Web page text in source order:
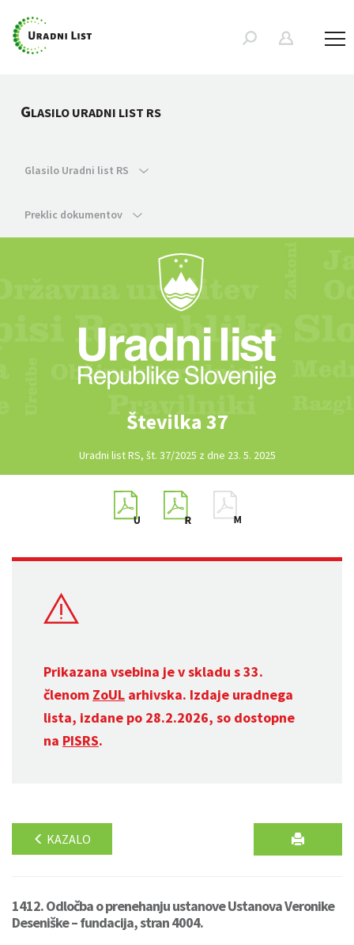
GLASILO URADNI LIST RS
Glasilo Uradni list RS
Preklic dokumentov
Številka 37
Uradni list RS, št. 37/2025 z dne 23. 5. 2025
Prikazana vsebina je v skladu s 33.
členom ZoUL arhivska. Izdaje uradnega
lista, izdane po 28.2.2026, so dostopne
na PISRS.
KAZALO
1412. Odločba o prenehanju ustanove Ustanova Veronike
Deseniške – fundacija, stran 4004.